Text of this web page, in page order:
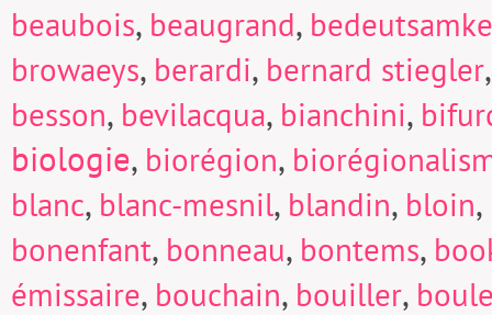
beaubois, beaugrand,
browaeys, berardi, bernard stiegler
besson, bevilacqua, bianchini,
biologie, biorégion,
blanc, blanc-mesnil, blandin, bloin,
bonenfant, bonneau, bontems,
émissaire, bouchain, bouiller,